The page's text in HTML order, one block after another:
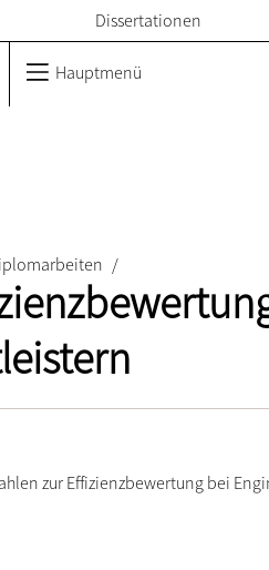
Dissertationen
Hauptmenü
/
zur Effizienzbewertung bei